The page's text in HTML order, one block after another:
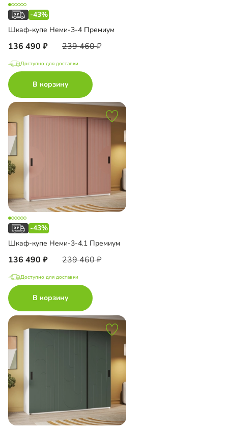
-43%
Шкаф-купе Неми-3-4 Премиум
136 490 239 460
Доступно для доставки
В корзину
-43%
Шкаф-купе Неми-3-4.1 Премиум
136 490 239 460
Доступно для доставки
В корзину